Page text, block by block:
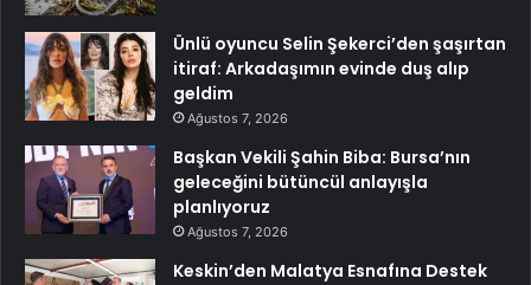
Ünlü oyuncu Selin Şekerci’den şaşırtan
itiraf: Arkadaşımın evinde duş alıp
geldim
Ağustos 7, 2026
Başkan Vekili Şahin Biba: Bursa’nın
geleceğini bütüncül anlayışla
planlıyoruz
Ağustos 7, 2026
Keskin’den Malatya Esnafına Destek